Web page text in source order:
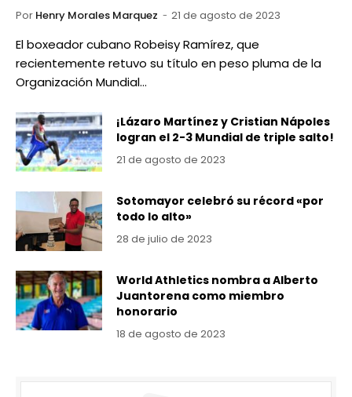
Por Henry Morales Marquez 21 de agosto de 2023
El boxeador cubano Robeisy Ramírez, que
recientemente retuvo su título en peso pluma de la
Organización Mundial…
¡Lázaro Martínez y Cristian Nápoles
logran el 2-3 Mundial de triple salto!
21 de agosto de 2023
Sotomayor celebró su récord «por
todo lo alto»
28 de julio de 2023
World Athletics nombra a Alberto
Juantorena como miembro
honorario
18 de agosto de 2023